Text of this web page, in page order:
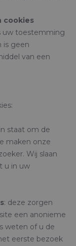
cookies
uw toestemming
is geen
van een
staat om de
maken onze
Wij slaan
u in uw
: deze zorgen
een anonieme
weten of u de
eerste bezoek